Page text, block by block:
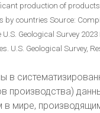
production of
by countries Source:
Geological Survey 2023
U.S. Geological Survey,
в
производства)
в мире,